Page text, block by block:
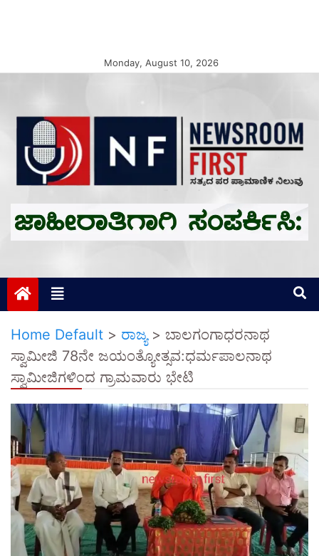
Monday, August 10, 2026
Newsroom First
Home Default > ರಾಜ್ಯ> ಬಾಲಗಂಗಾಧರನಾಥ
ಸ್ವಾಮೀಜಿ 78ನೇ ಜಯಂತ್ಯೋತ್ಸವ:ಧರ್ಮಪಾಲನಾಥ
ಸ್ವಾಮೀಜಿಗಳಿಂದ ಗ್ರಾಮವಾರು ಭೇಟಿ